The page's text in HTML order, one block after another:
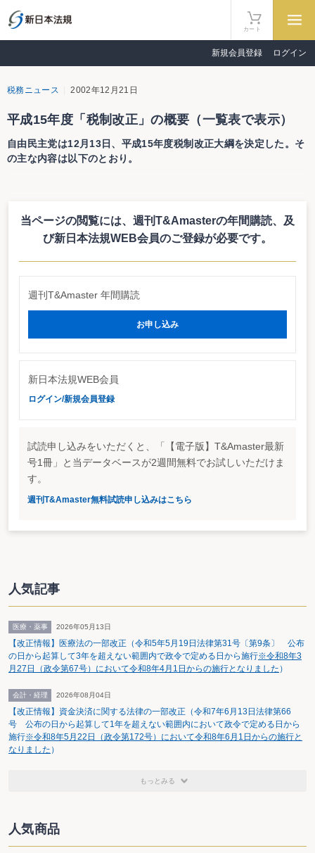
カート
新規会員登録 ログイン
税務ニュース 2002年12月21日
平成15年度「税制改正」の概要（一覧表で表示）
自由民主党は12月13日、平成15年度税制改正大綱を決定した。そ
の主な内容は以下のとおり。
配偶者特別控除
割増分（専業主婦向け）の配偶者特別控除（控除対象
配偶者に係る配偶者特別控除）だけを廃止する。平成
税について適用する。調整分の配偶者特別控除（控除
置く。
特定扶養控除
特定扶養控除制度（25万円の扶養控除の上乗せ）は存
（２）法人課税（国税：法人税、地方税：法人住民税・法人事業
改正項目
定割合を税額控除する仕組みを選択制で導入する。
税額控除率も高くなるよう、これに0％～2％を上乗せ
する（8％から10％）。
・ 上記に加えて３年間の時限措置として、一律2％を
・ 中小企業については、一律で12％の税額控除率を設
事業年度の試験研究費の総額を超えるとき）の下で、
１年間の繰越控除を認める。
設備投資税制
１． ＩＴ投資減税
３年間の時限措置として、税額控除（10％）と特別償
・ 対象は、ハ－ドウェアのほか、ソフトウェアも含
む。
・ 資本金３億円以下の法人について、一定の要件の下
でリ－ス費用も対象とする。
２． 研究開発用設備の特別償却
50％）。
当ページの閲覧には、週刊T&Amasterの年間購読、 及
び新日本法規WEB会員のご登録が必要です。
週刊T&Amaster 年間購読
お申し込み
新日本法規WEB会員
ログイン/新規会員登録
試読申し込みをいただくと、「【電子版】T&Amaster最新
号1冊」と当データベースが2週間無料でお試しいただけま
す。
週刊T&Amaster無料試読申し込みはこちら
人気記事
医療・薬事 2026年05月13日
【改正情報】医療法の一部改正（令和5年5月19日法律第31号〔第9条〕 公布
の日から起算して3年を超えない範囲内で政令で定める日から施行※令和8年3
月27日（政令第67号）において令和8年4月1日からの施行となりました ）
会計・経理 2026年08月04日
【改正情報】資金決済に関する法律の一部改正（令和7年6月13日法律第66
号 公布の日から起算して1年を超えない範囲内において政令で定める日から
施行※令和8年5月22日（政令第172号）において令和8年6月1日からの施行と
なりました ）
もっとみる
人気商品